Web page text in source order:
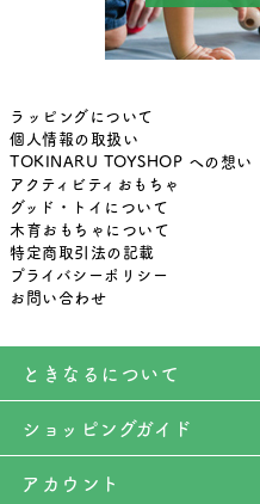
ラッピングについて
個人情報の取扱い
TOKINARU TOYSHOP への想い
アクティビティおもちゃ
グッド・トイについて
木育おもちゃについて
特定商取引法の記載
プライバシーポリシー
お問い合わせ
ときなるについて
ショッピングガイド
アカウント